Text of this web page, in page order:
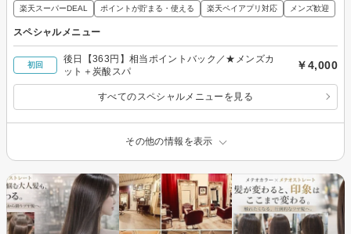
楽天スーパーDEAL ポイントが貯まる・使える 楽天ペイアプリ対応 メンズ歓迎
スペシャルメニュー
初回
後日【363円】相当ポイントバック／★メンズカ
ット＋炭酸スパ
￥4,000
すべてのスペシャルメニューを見る
その他の情報を表示